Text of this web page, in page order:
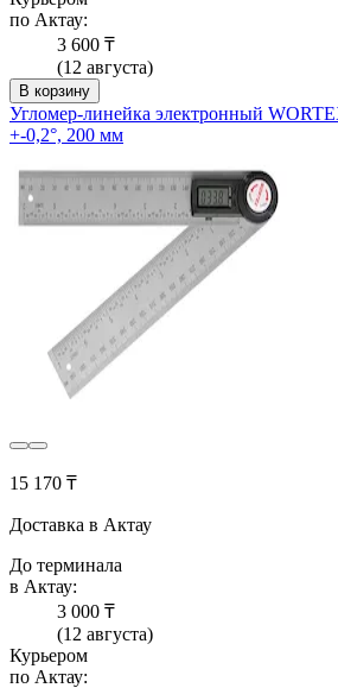
по Актау:
3 600 ₸
(12 августа)
В корзину
Угломер-линейка электронный
+-0,2°, 200 мм
15 170 ₸
Доставка в Актау
До терминала
в Актау:
3 000 ₸
(12 августа)
Курьером
по Актау: